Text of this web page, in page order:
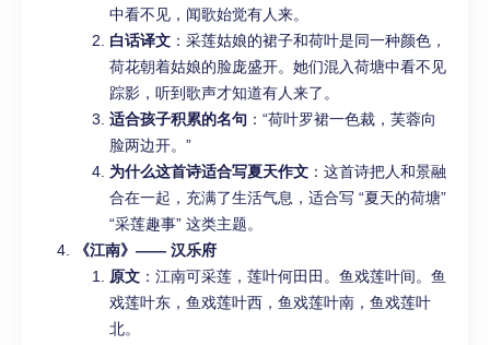
中看不见，闻歌始觉有人来。
白话译文 ：采莲姑娘的裙子和荷叶是同一种颜色，
荷花朝着姑娘的脸庞盛开。她们混入荷塘中看不见
踪影，听到歌声才知道有人来了。
适合孩子积累的名句 ：“荷叶罗裙一色裁，芙蓉向
脸两边开。”
为什么这首诗适合写夏天作文 ：这首诗把人和景融
合在一起，充满了生活气息，适合写 “夏天的荷塘”
“采莲趣事” 这类主题。
《江南》—— 汉乐府
原文 ：江南可采莲，莲叶何田田。鱼戏莲叶间。鱼
戏莲叶东，鱼戏莲叶西，鱼戏莲叶南，鱼戏莲叶
北。